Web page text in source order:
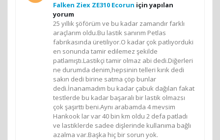
Falken Ziex ZE310 Ecorun için yapılan
yorum
25 yıllık şöförüm ve bu kadar zamandır farklı
araçlarım oldu.Bu lastik sanırım Petlas
fabrikasında üretiliyor.O kadar çok patlıyorduki
en sonunda tamir edilemez şekilde
patlamıştı.Lastikçi tamir olmaz abi dedi.Diğerleri
ne durumda denim,hepsinin telleri kırık dedi
sakın dedi birine satma çöp bunlar
dedi.İnanamadım bu kadar çabuk dağılan fakat
testlerde bu kadar başaralı bir lastik olmazsı
çok şaşırttı beni.Aynı arabamda 4 mevsim
Hankook lar var 40 bin km oldu 2 defa patladı
ve lastiklerde sadee dişlerinde kullanıma bağlı
azalma var.Başka hiç bir sorun yok.